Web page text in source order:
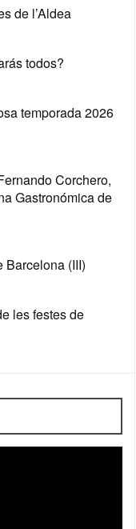
de l’Aldea
todos?
temporada 2026
Corchero,
Gastronómica de
Barcelona (III)
les festes de